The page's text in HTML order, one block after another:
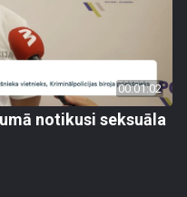
00:01:02
notikusi seksuāla